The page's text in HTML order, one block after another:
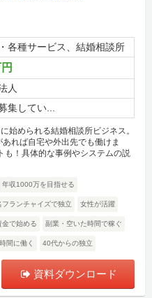
各種サービス、結婚相談所
人
集してい...
始められる結婚相談所ビジネス。
れば自宅や外出先でも働けま
も！具体的な事例やシステムの説
年収1000万を目指せる
フランチャイズで独立 女性が活躍
金で始める 副業・空いた時間で稼ぐ
間に働く 40代からの独立
資料ダウンロード